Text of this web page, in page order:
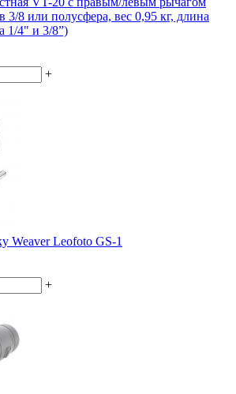
3/8 или полусфера, вес 0,95 кг, длина
1/4" и 3/8”)
+
Weaver Leofoto GS-1
+